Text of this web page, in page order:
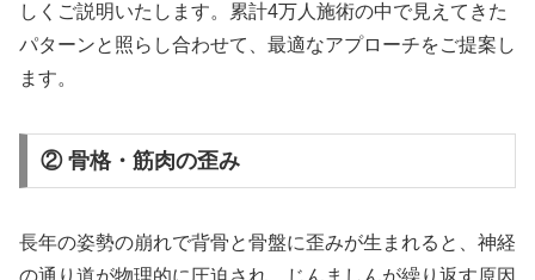
しくご説明いたします。累計4万人施術の中で見えてきた
パターンと照らし合わせて、最適なアプローチをご提案し
ます。
② 骨格・筋肉の歪み
長年の姿勢の崩れで背骨と骨盤に歪みが生まれると、神経
の通り道が物理的に圧迫され、じんましんが繰り返す原因